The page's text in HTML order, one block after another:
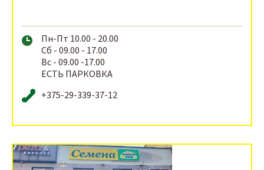
Пн-Пт 10.00 - 20.00
Сб - 09.00 - 17.00
Вс - 09.00 -17.00
ЕСТЬ ПАРКОВКА
+375-29-339-37-12